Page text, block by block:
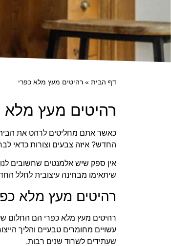
דף הבית » רהיטים מעץ מלא כפרי
רהיטים מעץ מלא
כאשר אתם מחליטים לרהט את הבית
החדש? איזה צבעים וצורות כדאי
אין ספק שיש אלמנטים שחשובים לנו
שיתאימו מבחינה עיצובית לחלל
רהיטים מעץ מלא
רהיטים מעץ מלא כפרי הם החלום
עשויים מחומרים טבעיים והליך
שעתידים לשרוד שנים רבות.